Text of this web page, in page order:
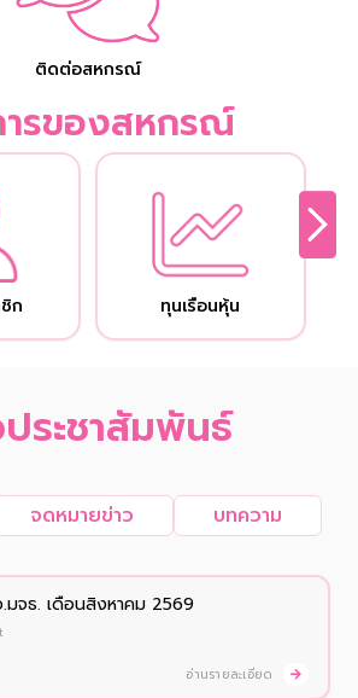
ติดต่อสหกรณ์
รของสหกรณ์
ก ทุนเรือนหุ้น
ระชาสัมพันธ์
จดหมายข่าว บทความ
.มจธ. เดือนสิงหาคม 2569
อ่านรายละเอียด